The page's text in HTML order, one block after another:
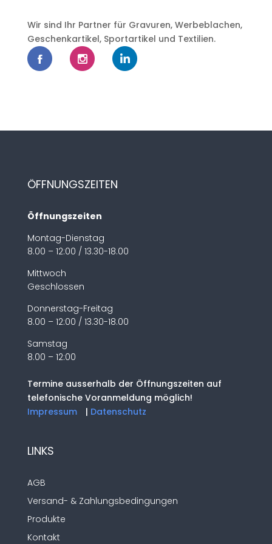
Wir sind Ihr Partner für Gravuren, Werbeblachen,
Geschenkartikel, Sportartikel und Textilien.
ÖFFNUNGSZEITEN
Öffnungszeiten
Montag-Dienstag
8.00 – 12:00 / 13.30-18.00
Mittwoch
Geschlossen
Donnerstag-Freitag
8.00 – 12:00 / 13.30-18.00
Samstag
8.00 – 12:00
Termine ausserhalb der Öffnungszeiten auf
telefonische Voranmeldung möglich!
Impressum
| Datenschutz
LINKS
AGB
Versand- & Zahlungsbedingungen
Produkte
Kontakt